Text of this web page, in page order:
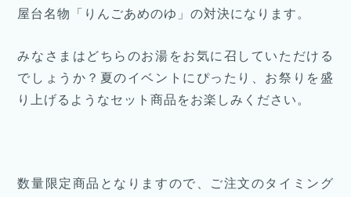
屋台名物「りんごあめのゆ」の対決になります。
みなさまはどちらのお湯をお気に召していただける
でしょうか？夏のイベントにぴったり、お祭りを盛
り上げるようなセット商品をお楽しみください。
数量限定商品となりますので、ご注文のタイミング